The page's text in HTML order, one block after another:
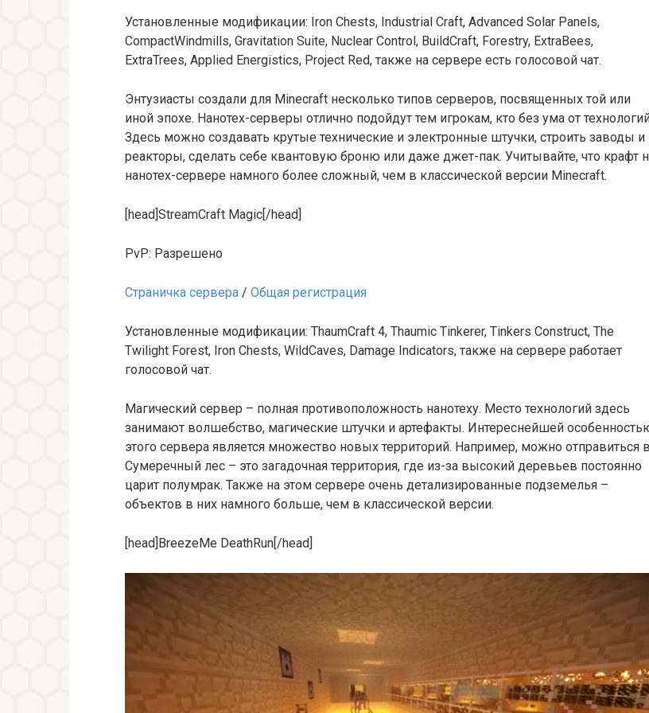
Установленные модификации: Iron Chests, Industrial Craft, Advanced Solar Panels,
CompactWindmills, Gravitation Suite, Nuclear Control, BuildCraft, Forestry, ExtraBees,
ExtraTrees, Applied Energistics, Project Red, также на сервере есть голосовой чат.
Энтузиасты создали для Minecraft несколько типов серверов, посвященных той или
иной эпохе. Нанотех-серверы отлично подойдут тем игрокам, кто без ума от
Здесь можно создавать крутые технические и электронные штучки, строить заводы и
реакторы, сделать себе квантовую броню или даже джет-пак. Учитывайте, что крафт
нанотех-сервере намного более сложный, чем в классической версии Minecraft.
[head]StreamCraft Magic[/head]
PvP: Разрешено
Страничка сервера / Общая регистрация
Установленные модификации: ThaumCraft 4, Thaumic Tinkerer, Tinkers Construct, The
Twilight Forest, Iron Chests, WildCaves, Damage Indicators, также на сервере работает
голосовой чат.
Магический сервер – полная противоположность нанотеху. Место технологий здесь
занимают волшебство, магические штучки и артефакты. Интереснейшей
этого сервера является множество новых территорий. Например, можно отправиться в
Сумеречный лес – это загадочная территория, где из-за высокий деревьев постоянно
царит полумрак. Также на этом сервере очень детализированные подземелья –
объектов в них намного больше, чем в классической версии.
[head]BreezeMe DeathRun[/head]